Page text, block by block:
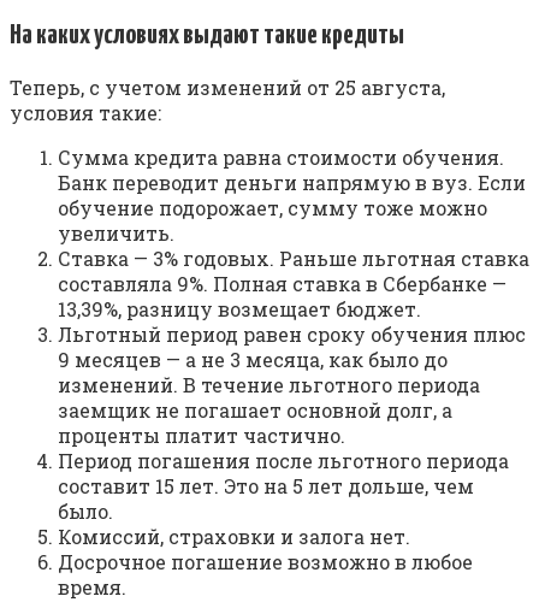
На каких условиях выдают такие кредиты
Теперь, с учетом изменений от 25 августа,
условия такие:
Сумма кредита равна стоимости обучения.
Банк переводит деньги напрямую в вуз. Если
обучение подорожает, сумму тоже можно
увеличить.
Ставка — 3% годовых. Раньше льготная ставка
составляла 9%. Полная ставка в Сбербанке —
13,39%, разницу возмещает бюджет.
Льготный период равен сроку обучения плюс
9 месяцев — а не 3 месяца, как было до
изменений. В течение льготного периода
заемщик не погашает основной долг, а
проценты платит частично.
Период погашения после льготного периода
составит 15 лет. Это на 5 лет дольше, чем
было.
Комиссий, страховки и залога нет.
Досрочное погашение возможно в любое
время.